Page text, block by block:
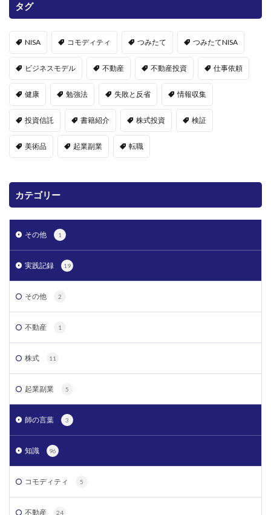
タグ
NISA コモディティ つみたて つみたてNISA
ビジネスモデル 不動産 不動産投資 仕事依頼
健康 勉強法 失敗と反省 情報収集
投資信託 書籍紹介 株式投資 検証
美術品 起業副業 転職
カテゴリー
その他 1
実践記録 19
その他 2
不動産 1
株式 11
起業副業 5
師の言葉 3
知識 96
コモディティ 5
不動産 24